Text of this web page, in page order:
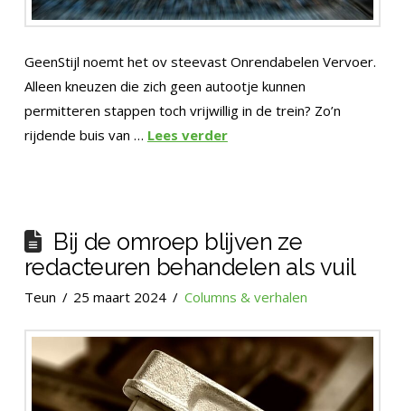
GeenStijl noemt het ov steevast Onrendabelen Vervoer.
Alleen kneuzen die zich geen autootje kunnen
permitteren stappen toch vrijwillig in de trein? Zo’n
rijdende buis van … Lees verder
Bij de omroep blijven ze
redacteuren behandelen als vuil
Teun 25 maart 2024 Columns & verhalen